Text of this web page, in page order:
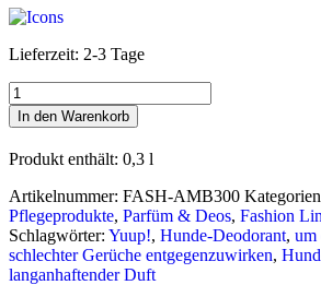
Lieferzeit: 2-3 Tage
Yuup!
®
Hunde-
Deodorant
"Amber"
Menge
In den Warenkorb
Produkt enthält: 0,3 l
Artikelnummer: FASH-AMB300
Pflegeprodukte, Parfüm & Deos, Fashion
Schlagwörter: Yuup!, Hunde-Deodorant, um
schlechter Gerüche entgegenzuwirken,
langanhaftender Duft